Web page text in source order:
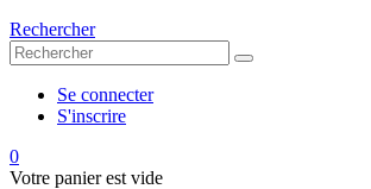
Rechercher
Se connecter
S'inscrire
0
Votre panier est vide